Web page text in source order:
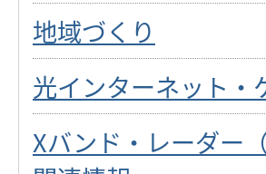
地域づくり
光インターネット・
Xバンド・レーダー